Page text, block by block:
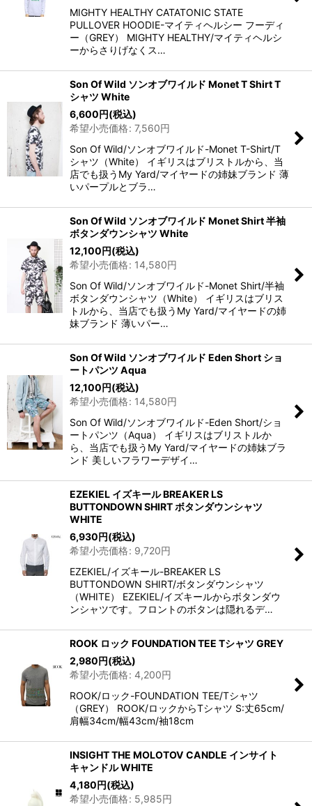
MIGHTY HEALTHY CATATONIC STATE
PULLOVER HOODIE-マイティヘルシー フーディ
ー（GREY） MIGHTY HEALTHY/マイティヘルシ
ーからさりげなくス…
Son Of Wild ソンオブワイルド Monet T Shirt T
シャツ White
6,600円(税込)
希望小売価格: 7,560円
Son Of Wild/ソンオブワイルド-Monet T-Shirt/T
シャツ（White） イギリスはブリストルから、当
店でも扱うMy Yard/マイヤードの姉妹ブランド 薄
いパープルとブラ…
Son Of Wild ソンオブワイルド Monet Shirt 半袖
ボタンダウンシャツ White
12,100円(税込)
希望小売価格: 14,580円
Son Of Wild/ソンオブワイルド-Monet Shirt/半袖
ボタンダウンシャツ（White） イギリスはブリス
トルから、当店でも扱うMy Yard/マイヤードの姉
妹ブランド 薄いパー…
Son Of Wild ソンオブワイルド Eden Short ショ
ートパンツ Aqua
12,100円(税込)
希望小売価格: 14,580円
Son Of Wild/ソンオブワイルド-Eden Short/ショ
ートパンツ（Aqua） イギリスはブリストルか
ら、当店でも扱うMy Yard/マイヤードの姉妹ブラ
ンド 美しいフラワーデザイ…
EZEKIEL イズキール BREAKER LS
BUTTONDOWN SHIRT ボタンダウンシャツ
WHITE
6,930円(税込)
希望小売価格: 9,720円
EZEKIEL/イズキール-BREAKER LS
BUTTONDOWN SHIRT/ボタンダウンシャツ
（WHITE） EZEKIEL/イズキールからボタンダウ
ンシャツです。フロントのボタンは隠れるデ…
ROOK ロック FOUNDATION TEE Tシャツ GREY
2,980円(税込)
希望小売価格: 4,200円
ROOK/ロック-FOUNDATION TEE/Tシャツ
（GREY） ROOK/ロックからTシャツ S:丈65cm/
肩幅34cm/幅43cm/袖18cm
INSIGHT THE MOLOTOV CANDLE インサイト
キャンドル WHITE
4,180円(税込)
希望小売価格: 5,985円